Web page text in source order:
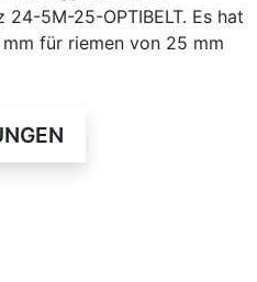
5M-25-OPTIBELT. Es hat
für riemen von 25 mm